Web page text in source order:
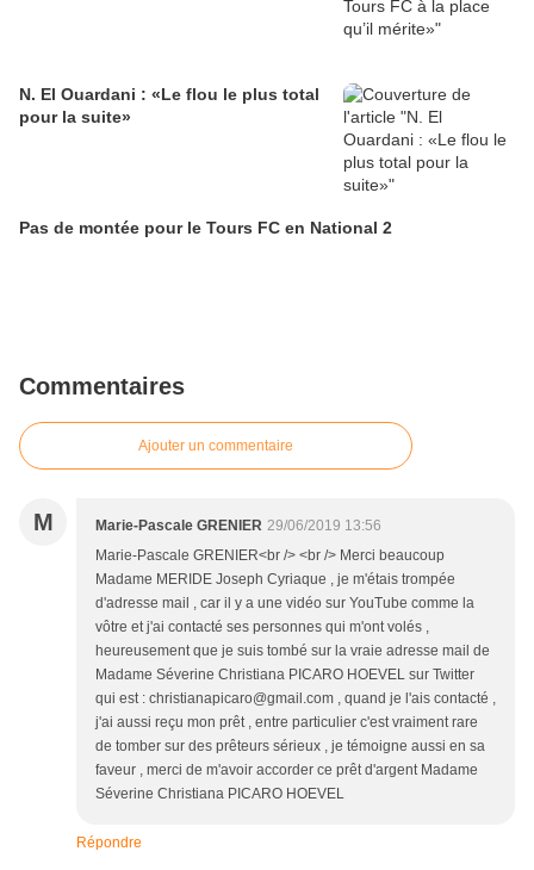
N. El Ouardani : «Le flou le plus total
pour la suite»
Pas de montée pour le Tours FC en National 2
Commentaires
Ajouter un commentaire
M Marie-Pascale GRENIER 29/06/2019 13:56
Marie-Pascale GRENIER<br /> <br /> Merci beaucoup
Madame MERIDE Joseph Cyriaque , je m'étais trompée
d'adresse mail , car il y a une vidéo sur YouTube comme la
vôtre et j'ai contacté ses personnes qui m'ont volés ,
heureusement que je suis tombé sur la vraie adresse mail de
Madame Séverine Christiana PICARO HOEVEL sur Twitter
qui est : christianapicaro@gmail.com , quand je l'ais contacté ,
j'ai aussi reçu mon prêt , entre particulier c'est vraiment rare
de tomber sur des prêteurs sérieux , je témoigne aussi en sa
faveur , merci de m'avoir accorder ce prêt d'argent Madame
Séverine Christiana PICARO HOEVEL
Répondre